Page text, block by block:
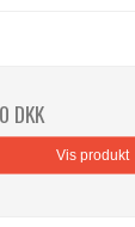
DKK
Vis produkt